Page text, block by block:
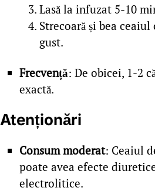
Lasă la infuzat 5-10
Strecoară și bea
gust.
Frecvență: De obicei, 1-2
exactă.
Atenționări
Consum moderat: Ceaiul
poate avea efecte
electrolitice.